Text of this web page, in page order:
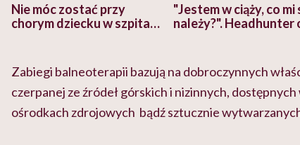
Nie móc zostać przy
chorym dziecku w szpitalu
głupota i brak wyobraźni"
"Jestem w ciąży, co mi
należy?". Headhunter
pracy
Zabiegi balneoterapii bazują na dobroczynnych
czerpanej ze źródeł górskich i nizinnych,
ośrodkach zdrojowych bądź sztucznie